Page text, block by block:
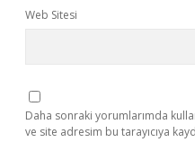
Web Sitesi
Daha sonraki yorumlarımda
ve site adresim bu tarayıcıya